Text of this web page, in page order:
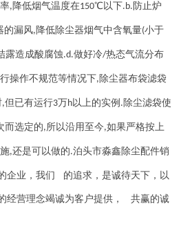
, 降低烟气温度在150℃以下.b. 防止炉
的漏风, 降低除尘器烟气中含氧量(小于
露造成酸腐蚀.d.做好冷/热态气流分布
操作不规范等情况下, 除尘器布袋滤袋
,但已有运行3万h以上的实例 . 除尘滤袋使
而选定的,所以沿用至今,如果严格按上
,还是可以做的.泊头市淼鑫除尘配件销
企业，我们 的追求，是诚待天下，以
经营理念竭诚为客户提供， 共赢的诚